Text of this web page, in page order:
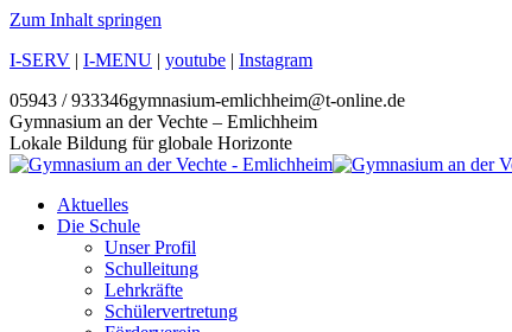
Zum Inhalt springen
I-SERV | I-MENU | youtube | Instagram
05943 / 933346gymnasium-emlichheim@t-online.de
Gymnasium an der Vechte – Emlichheim
Lokale Bildung für globale Horizonte
Aktuelles
Die Schule
Unser Profil
Schulleitung
Lehrkräfte
Schülervertretung